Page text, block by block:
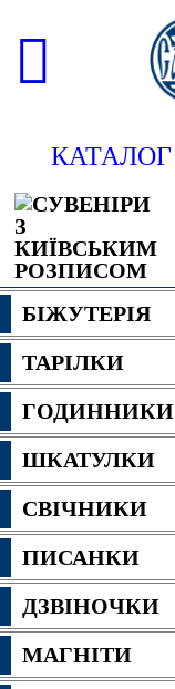
КАТАЛОГ
БІЖУТЕРІЯ
ТАРІЛКИ
ГОДИННИКИ
ШКАТУЛКИ
СВІЧНИКИ
ПИСАНКИ
ДЗВІНОЧКИ
МАГНІТИ